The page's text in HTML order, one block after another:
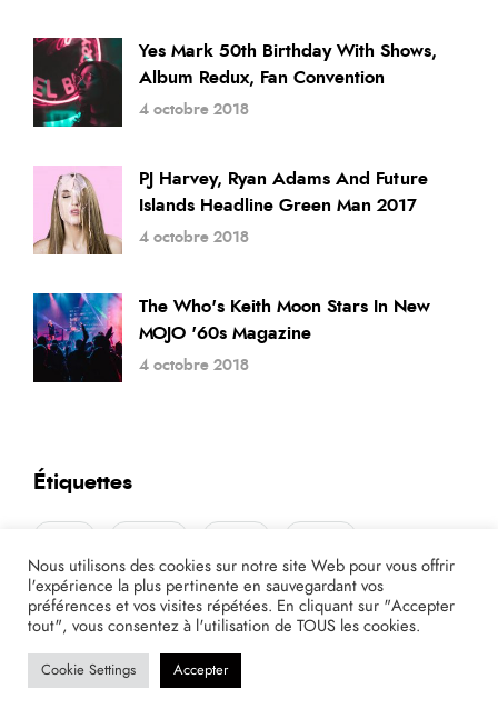
Yes Mark 50th Birthday With Shows,
Album Redux, Fan Convention
4 octobre 2018
PJ Harvey, Ryan Adams And Future
Islands Headline Green Man 2017
4 octobre 2018
The Who's Keith Moon Stars In New
MOJO '60s Magazine
4 octobre 2018
Étiquettes
Nous utilisons des cookies sur notre site Web pour vous offrir
l'expérience la plus pertinente en sauvegardant vos
préférences et vos visites répétées. En cliquant sur "Accepter
tout", vous consentez à l'utilisation de TOUS les cookies.
Cookie Settings Accepter